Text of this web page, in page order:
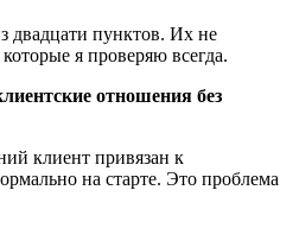
двадцати пунктов. Их не
я проверяю всегда.
отношения без
клиент привязан к
на старте. Это проблема